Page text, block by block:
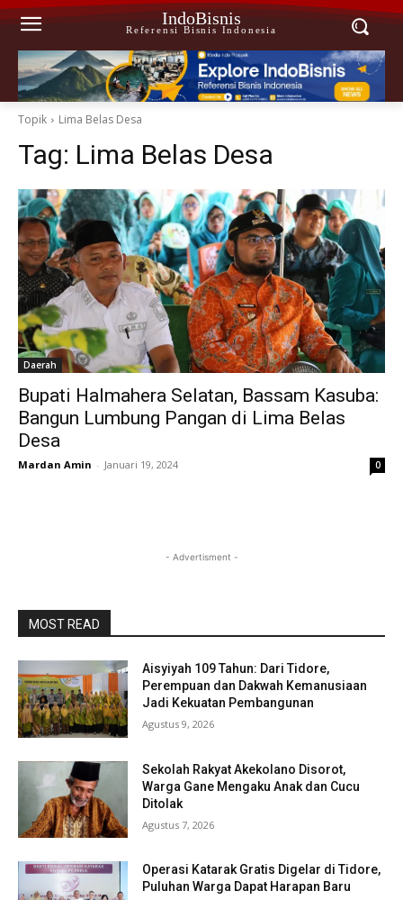
IndoBisnis
Referensi Bisnis Indonesia
Topik Lima Belas Desa
Tag: Lima Belas Desa
Daerah
Bupati Halmahera Selatan, Bassam Kasuba:
Bangun Lumbung Pangan di Lima Belas
Desa
Mardan Amin - Januari 19, 2024 0
- Advertisment -
MOST READ
Aisyiyah 109 Tahun: Dari Tidore,
Perempuan dan Dakwah Kemanusiaan
Jadi Kekuatan Pembangunan
Agustus 9, 2026
Sekolah Rakyat Akekolano Disorot,
Warga Gane Mengaku Anak dan Cucu
Ditolak
Agustus 7, 2026
Operasi Katarak Gratis Digelar di Tidore,
Puluhan Warga Dapat Harapan Baru